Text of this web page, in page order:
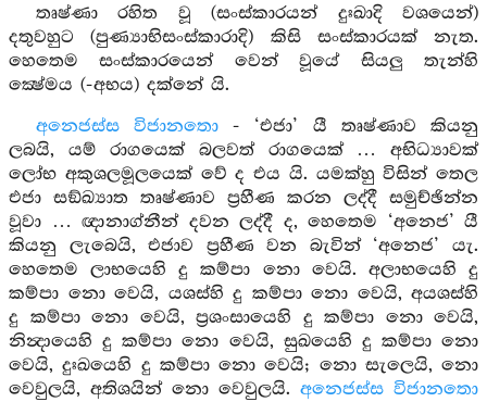
තෘෂ්ණා රහිත වූ (සංස්කාරයන් දුඃඛාදි වශයෙන්)
දතුවහුට (පුණ්‍යාභිසංස්කාරාදි) කිසි සංස්කාරයක් නැත.
හෙතෙම සංස්කාරයෙන් වෙන් වූයේ සියලු තැන්හි
ක්‍ෂේමය (-අභය) දක්නේ යි.
අනෙජස්ස විජානතො- ‘එජා’ යී තෘෂ්ණාව කියනු
ලබයි, යම් රාගයෙක් බලවත් රාගයෙක් … අභිධ්‍යාවක්
ලෝභ අකුශලමූලයෙක් වේ ද එය යි. යමක්හු විසින් තෙල
එජා සඞ්ඛ්‍යාත තෘෂ්ණාව ප්‍රහීණ කරන ලද්දී සමුච්ඡින්න
වූවා … ඥානාග්නීන් දවන ලද්දී ද, හෙතෙම ‘අනෙජ’ යී
කියනු ලැබෙයි, එජාව ප්‍රහීණ වන බැවින් ‘අනෙජ’ යැ.
හෙතෙම ලාභයෙහි දු කම්පා නො වෙයි. අලාභයෙහි දු
කම්පා නො වෙයි, යශස්හි දු කම්පා නො වෙයි, අයශස්හි
දු කම්පා නො වෙයි, ප්‍රශංසායෙහි දු කම්පා නො වෙයි,
නින්‍දායෙහි දු කම්පා නො වෙයි, සුඛයෙහි දු කම්පා නො
වෙයි, දුඃඛයෙහි දු කම්පා නො වෙයි; නො සැලෙයි, නො
වෙවුලයි, අතිශයින් නො වෙවුලයි. අනෙජස්ස විජානතො